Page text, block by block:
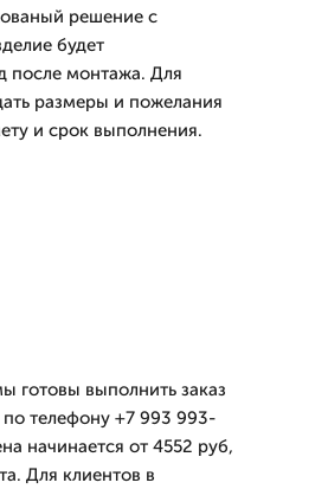
решение с
будет
после монтажа. Для
размеры и пожелания
и срок выполнения.
готовы выполнить заказ
телефону +7 993 993-
начинается от 4552 руб,
Для клиентов в